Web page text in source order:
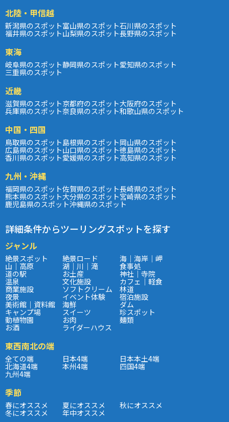
北陸・甲信越
新潟県のスポット富山県のスポット石川県のスポット
福井県のスポット山梨県のスポット長野県のスポット
東海
岐阜県のスポット静岡県のスポット愛知県のスポット
三重県のスポット
近畿
滋賀県のスポット京都府のスポット大阪府のスポット
兵庫県のスポット奈良県のスポット和歌山県のスポット
中国・四国
鳥取県のスポット島根県のスポット岡山県のスポット
広島県のスポット山口県のスポット徳島県のスポット
香川県のスポット愛媛県のスポット高知県のスポット
九州・沖縄
福岡県のスポット佐賀県のスポット長崎県のスポット
熊本県のスポット大分県のスポット宮崎県のスポット
鹿児島県のスポット沖縄県のスポット
詳細条件からツーリングスポットを探す
ジャンル
絶景スポット 絶景ロード 海｜海岸｜岬
山｜高原 湖｜川｜滝 食事処
道の駅 お土産 神社｜寺院
温泉 文化施設 カフェ｜軽食
商業施設 ソフトクリーム 林道
夜景 イベント体験 宿泊施設
美術館｜資料館 海鮮 ダム
キャンプ場 スイーツ 珍スポット
動植物園 お肉 麺類
お酒 ライダーハウス
東西南北の端
全ての端 日本4端 日本本土4端
北海道4端 本州4端 四国4端
九州4端
季節
春にオススメ 夏にオススメ 秋にオススメ
冬にオススメ 年中オススメ